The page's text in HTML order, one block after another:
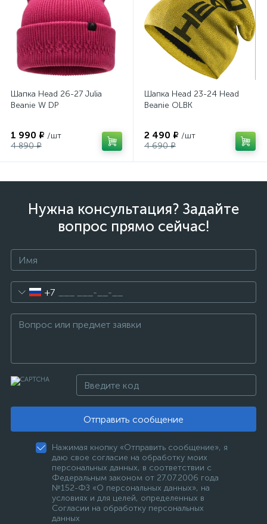
Шапка Head 26-27 Julia
Beanie W DP
1 990 ₽ /шт
4 890 ₽
Шапка Head 23-24 Head
Beanie OLBK
2 490 ₽ /шт
4 690 ₽
Нужна консультация? Задайте
вопрос прямо сейчас!
+7
Отправить сообщение
Нажимая кнопку «Отправить сообщение», я
даю свое согласие на обработку моих
персональных данных, в соответствии с
Федеральным законом от 27.07.2006 года
№152-ФЗ «О персональных данных», на
условиях и для целей, определенных в
Согласии на обработку персональных
данных